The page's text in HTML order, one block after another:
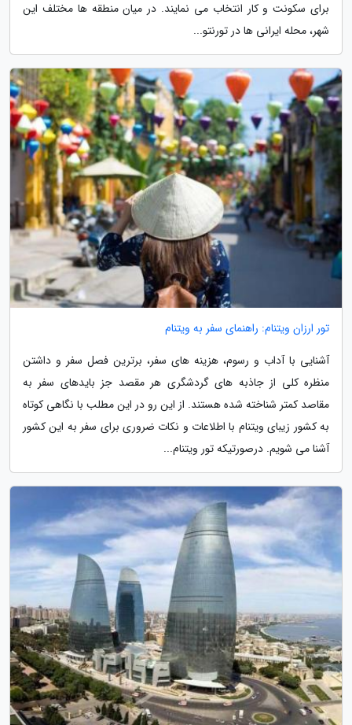
برای سکونت و کار انتخاب می نمایند. در میان منطقه ها مختلف این
شهر، محله ایرانی ها در تورنتو...
تور ارزان ویتنام: راهنمای سفر به ویتنام
آشنایی با آداب و رسوم، هزینه های سفر، برترین فصل سفر و داشتن
منظره کلی از جاذبه های گردشگری هر مقصد جز بایدهای سفر به
مقاصد کمتر شناخته شده هستند. از این رو در این مطلب با نگاهی کوتاه
به کشور زیبای ویتنام با اطلاعات و نکات ضروری برای سفر به این کشور
آشنا می شویم. درصورتیکه تور ویتنام...